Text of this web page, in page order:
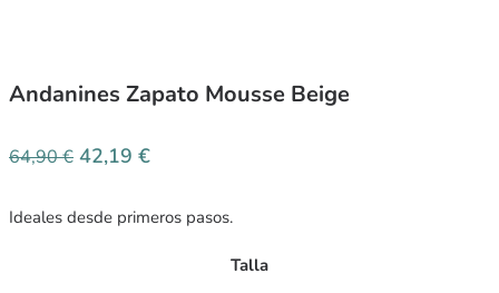
Andanines Zapato Mousse Beige
64,90€ 42,19 €
Ideales desde primeros pasos.
Talla